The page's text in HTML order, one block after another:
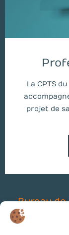
La CPTS
projet de
Bureau de